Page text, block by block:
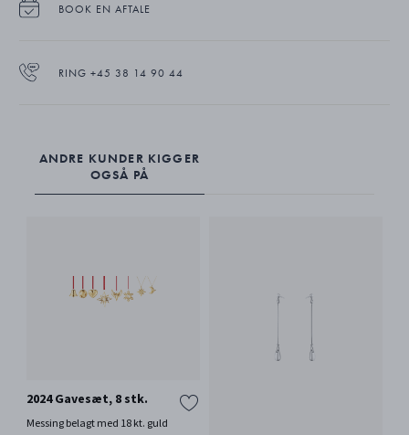
BOOK EN AFTALE
RING +45 38 14 90 44
ANDRE KUNDER KIGGER
OGSÅ PÅ
2024 Gavesæt, 8 stk.
Messing belagt med 18 kt. guld